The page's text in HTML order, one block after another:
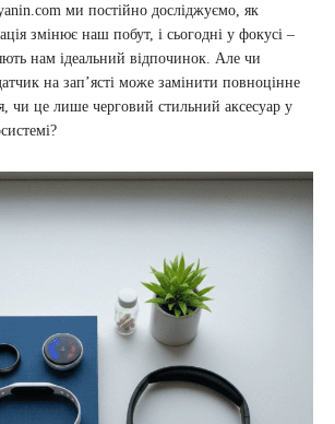
ми постійно досліджуємо, як
змінює наш побут, і сьогодні у фокусі –
нам ідеальний відпочинок. Але чи
на зап’ясті може замінити повноцінне
чи це лише черговий стильний аксесуар у